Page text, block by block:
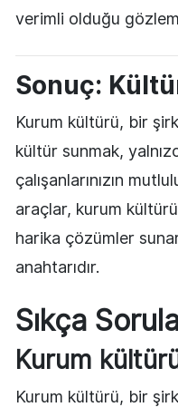
verimli olduğu
Sonuç:
Kurum kültürü, bir
kültür sunmak,
çalışanlarınızın
araçlar, kurum
harika çözümler
anahtarıdır.
Sıkça
Kurum
Kurum kültürü, bir